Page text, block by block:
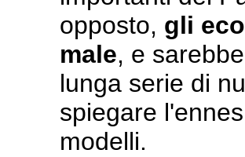
opposto, gli
male, e
lunga serie di
spiegare
modelli.